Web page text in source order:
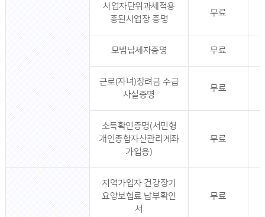
사업자단위과세적용
종된사업장 증명
무료
모범납세자증명 무료
근로(자녀)장려금 수급
사실증명
무료
소득확인증명(서민형
개인종합자산관리계좌
가입용)
무료
지역가입자 건강장기
요양보험료 납부확인
서
무료